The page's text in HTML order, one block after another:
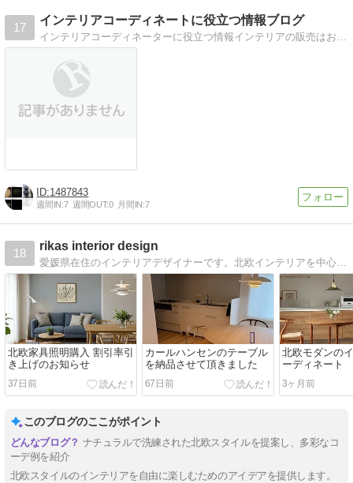
17
インテリアコーディネートに役立つ情報ブログ
インテリアコーディネーターに役立つ情報インテリアの販売はお客様の夢を叶える素敵な仕事。多彩な知識を発信していきます。
1487843
週間IN:7 週間OUT:0 月間IN:7
18
rikas interior design
愛媛県在住のインテリアデザイナーです。北欧インテリアを中心に暮らしが楽しくなるインテリアについて書いています。
北欧家具照明購入 割引率引
き上げのお知らせ
37日前
カールハンセンのテーブル
を納品させて頂きました
67日前
北欧モダンの
ーディネート
3ヶ月前
このブログのここがポイント
ナチュラルで洗練された北欧スタイルを提案し、多彩なコ
ーデ例を紹介
北欧スタイルのインテリアを自由に楽しむためのアイデアを提供します。